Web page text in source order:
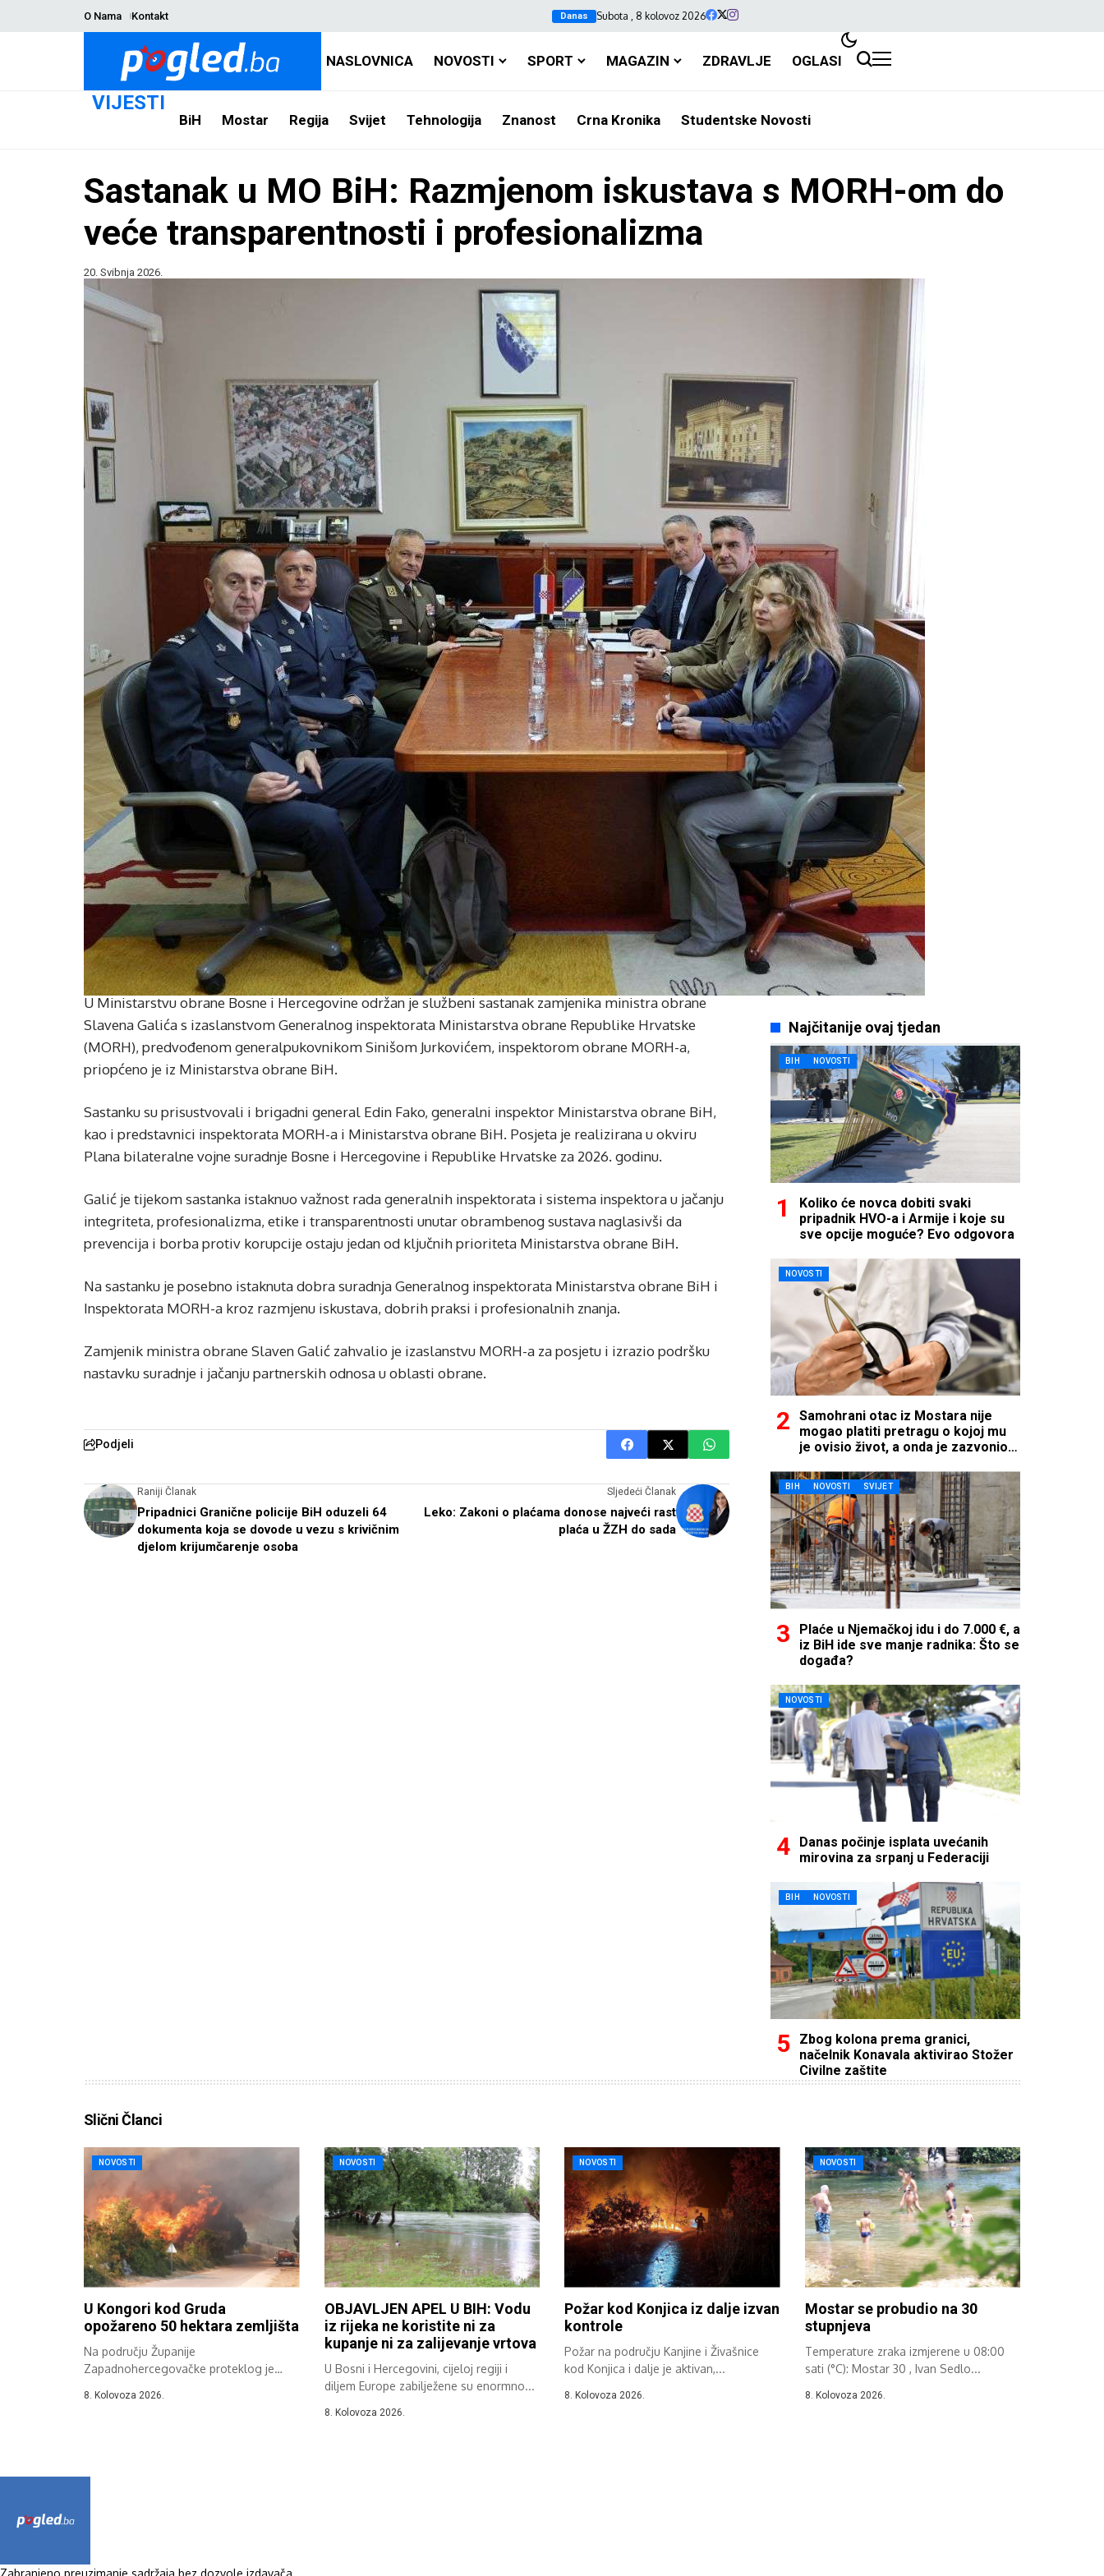
O Nama Kontakt Danas Subota , 8 kolovoz 2026
NASLOVNICA NOVOSTI SPORT MAGAZIN ZDRAVLJE OGLASI
VIJESTI
BiH Mostar Regija Svijet Tehnologija Znanost Crna Kronika Studentske Novosti
Sastanak u MO BiH: Razmjenom iskustava s MORH-om do
veće transparentnosti i profesionalizma
20. Svibnja 2026.
U Ministarstvu obrane Bosne i Hercegovine održan je službeni sastanak zamjenika ministra obrane
Slavena Galića s izaslanstvom Generalnog inspektorata Ministarstva obrane Republike Hrvatske
(MORH), predvođenom generalpukovnikom Sinišom Jurkovićem, inspektorom obrane MORH-a,
priopćeno je iz Ministarstva obrane BiH.
Sastanku su prisustvovali i brigadni general Edin Fako, generalni inspektor Ministarstva obrane BiH,
kao i predstavnici inspektorata MORH-a i Ministarstva obrane BiH. Posjeta je realizirana u okviru
Plana bilateralne vojne suradnje Bosne i Hercegovine i Republike Hrvatske za 2026. godinu.
Galić je tijekom sastanka istaknuo važnost rada generalnih inspektorata i sistema inspektora u jačanju
integriteta, profesionalizma, etike i transparentnosti unutar obrambenog sustava naglasivši da
prevencija i borba protiv korupcije ostaju jedan od ključnih prioriteta Ministarstva obrane BiH.
Na sastanku je posebno istaknuta dobra suradnja Generalnog inspektorata Ministarstva obrane BiH i
Inspektorata MORH-a kroz razmjenu iskustava, dobrih praksi i profesionalnih znanja.
Zamjenik ministra obrane Slaven Galić zahvalio je izaslanstvu MORH-a za posjetu i izrazio podršku
nastavku suradnje i jačanju partnerskih odnosa u oblasti obrane.
Podjeli
Raniji Članak
Pripadnici Granične policije BiH oduzeli 64
dokumenta koja se dovode u vezu s krivičnim
djelom krijumčarenje osoba
Sljedeći Članak
Leko: Zakoni o plaćama donose najveći rast
plaća u ŽZH do sada
Najčitanije ovaj tjedan
BIH NOVOSTI
Koliko će novca dobiti svaki
pripadnik HVO-a i Armije i koje su
sve opcije moguće? Evo odgovora
NOVOSTI
Samohrani otac iz Mostara nije
mogao platiti pretragu o kojoj mu
je ovisio život, a onda je zazvonio
BIH NOVOSTI SVIJET
Plaće u Njemačkoj idu i do 7.000 €, a
iz BiH ide sve manje radnika: Što se
događa?
NOVOSTI
Danas počinje isplata uvećanih
mirovina za srpanj u Federaciji
BIH NOVOSTI
Zbog kolona prema granici,
načelnik Konavala aktivirao Stožer
Civilne zaštite
Slični Članci
NOVOSTI
U Kongori kod Gruda
opožareno 50 hektara zemljišta
Na području Županije
Zapadnohercegovačke proteklog je
otvorenom,...
8. Kolovoza 2026.
NOVOSTI
OBJAVLJEN APEL U BIH: Vodu
iz rijeka ne koristite ni za
kupanje ni za zalijevanje vrtova
U Bosni i Hercegovini, cijeloj regiji i
diljem Europe zabilježene su enormno...
8. Kolovoza 2026.
NOVOSTI
Požar kod Konjica iz dalje izvan
kontrole
Požar na području Kanjine i Živašnice
kod Konjica i dalje je aktivan,...
8. Kolovoza 2026.
NOVOSTI
Mostar se probudio na 30
stupnjeva
Temperature zraka izmjerene u 08:00
sati (°C): Mostar 30 , Ivan Sedlo...
8. Kolovoza 2026.
Zabranjeno preuzimanje sadržaja bez dozvole izdavača.